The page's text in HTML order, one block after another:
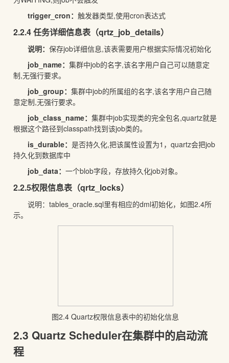
trigger_cron：触发器类型,使用cron表达式
2.2.4 任务详细信息表（qrtz_job_details）
说明：保存job详细信息,该表需要用户根据实际情况初始化
job_name：集群中job的名字,该名字用户自己可以随意定
制,无强行要求。
job_group：集群中job的所属组的名字,该名字用户自己随
意定制,无强行要求。
job_class_name：集群中job实现类的完全包名,quartz就是
根据这个路径到classpath找到该job类的。
is_durable：是否持久化,把该属性设置为1，quartz会把job
持久化到数据库中
job_data：一个blob字段，存放持久化job对象。
2.2.5权限信息表（qrtz_locks）
说明：tables_oracle.sql里有相应的dml初始化，如图2.4所
示。
图2.4 Quartz权限信息表中的初始化信息
2.3 Quartz Scheduler在集群中的启动流
程